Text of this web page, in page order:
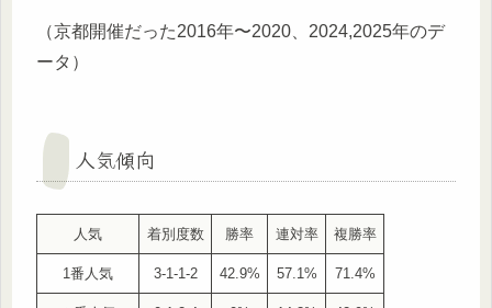
（京都開催だった2016年〜2020、2024,2025年のデ
ータ）
人気傾向
人気 着別度数 勝率 連対率 複勝率
1番人気 3-1-1-2 42.9% 57.1% 71.4%